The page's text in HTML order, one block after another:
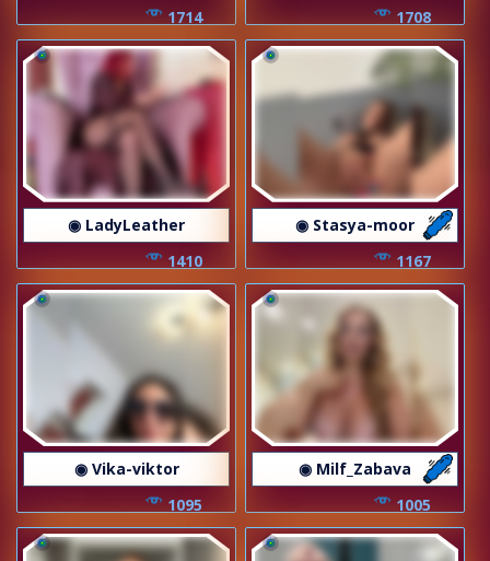
1714
1708
◉ LadyLeather
1410
◉ Stasya-moor
1167
◉ Vika-viktor
1095
◉ Milf_Zabava
1005